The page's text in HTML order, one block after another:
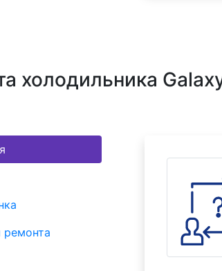
холодильника
ремонта